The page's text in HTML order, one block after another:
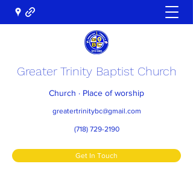
Greater Trinity Baptist Church
Church · Place of worship
greatertrinitybc@gmail.com
(718) 729-2190
Get In Touch